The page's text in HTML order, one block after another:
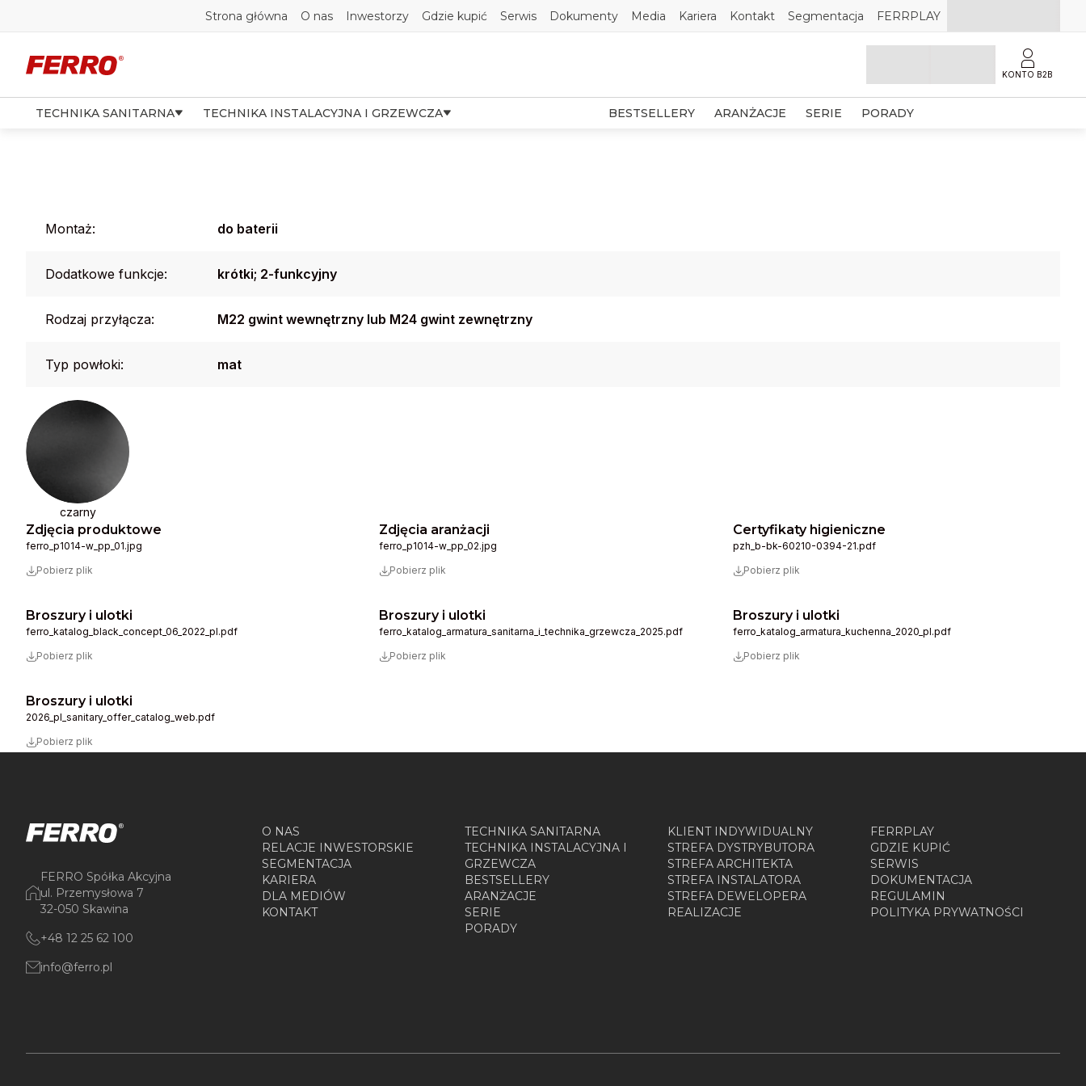
Strona główna O nas Inwestorzy Gdzie kupić Serwis Dokumenty Media Kariera Kontakt Segmentacja FERRPLAY
KONTO B2B
TECHNIKA SANITARNA TECHNIKA INSTALACYJNA I GRZEWCZA BESTSELLERY ARANŻACJE SERIE PORADY
Montaż: do baterii
Dodatkowe funkcje: krótki; 2-funkcyjny
Rodzaj przyłącza: M22 gwint wewnętrzny lub M24 gwint zewnętrzny
Typ powłoki: mat
czarny
Zdjęcia produktowe
ferro_p1014-w_pp_01.jpg
Pobierz plik
Zdjęcia aranżacji
ferro_p1014-w_pp_02.jpg
Pobierz plik
Certyfikaty higieniczne
pzh_b-bk-60210-0394-21.pdf
Pobierz plik
Broszury i ulotki
ferro_katalog_black_concept_06_2022_pl.pdf
Pobierz plik
Broszury i ulotki
ferro_katalog_armatura_sanitarna_i_technika_grzewcza_2025.pdf
Pobierz plik
Broszury i ulotki
ferro_katalog_armatura_kuchenna_2020_pl.pdf
Pobierz plik
Broszury i ulotki
2026_pl_sanitary_offer_catalog_web.pdf
Pobierz plik
FERRO Spółka Akcyjna
ul. Przemysłowa 7
32-050 Skawina
+48 12 25 62 100
info@ferro.pl
O NAS
RELACJE INWESTORSKIE
SEGMENTACJA
KARIERA
DLA MEDIÓW
KONTAKT
TECHNIKA SANITARNA
TECHNIKA INSTALACYJNA I
GRZEWCZA
BESTSELLERY
ARANŻACJE
SERIE
PORADY
KLIENT INDYWIDUALNY
STREFA DYSTRYBUTORA
STREFA ARCHITEKTA
STREFA INSTALATORA
STREFA DEWELOPERA
REALIZACJE
FERRPLAY
GDZIE KUPIĆ
SERWIS
DOKUMENTACJA
REGULAMIN
POLITYKA PRYWATNOŚCI